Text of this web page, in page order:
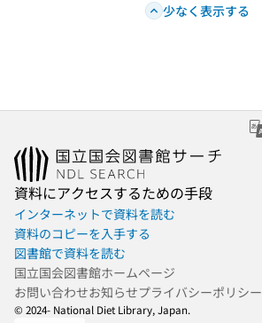
少なく表示する
資料にアクセスするための手段
インターネットで資料を読む
資料のコピーを入手する
図書館で資料を読む
国立国会図書館ホームページ
お問い合わせお知らせプライバシーポリシー
© 2024- National Diet Library, Japan.